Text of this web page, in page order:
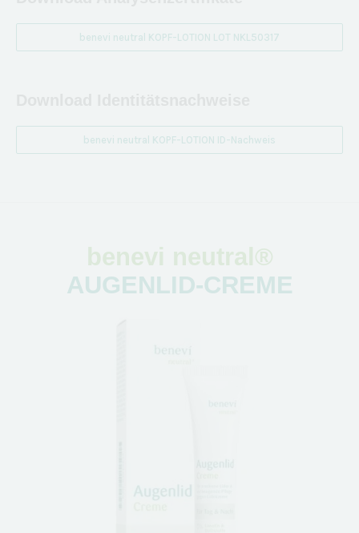
benevi neutral KOPF-LOTION LOT NKL50317
benevi neutral KOPF-LOTION ID-Nachweis
benevi neutral®
AUGENLID-CREME